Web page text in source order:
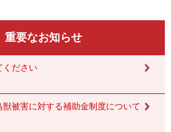
重要なお知らせ
ください
被害に対する補助金制度について